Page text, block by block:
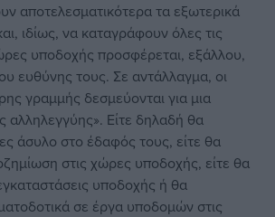
αποτελεσματικότερα τα εξωτερικά
ιδίως, να καταγράφουν όλες τις
υποδοχής προσφέρεται, εξάλλου,
ευθύνης τους. Σε αντάλλαγμα, οι
γραμμής δεσμεύονται για μια
αλληλεγγύης». Είτε δηλαδή θα
άσυλο στο έδαφός τους, είτε θα
στις χώρες υποδοχής, είτε θα
υποδοχής ή θα
σε έργα υποδομών στις